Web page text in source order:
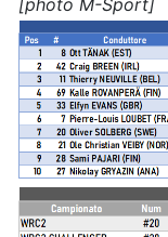
[photo M-Sport]